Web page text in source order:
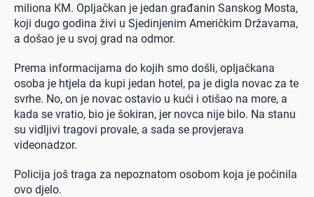
miliona KM. Opljačkan je jedan građanin Sanskog Mosta,
koji dugo godina živi u Sjedinjenim Američkim Državama,
a došao je u svoj grad na odmor.
Prema informacijama do kojih smo došli, opljačkana
osoba je htjela da kupi jedan hotel, pa je digla novac za te
svrhe. No, on je novac ostavio u kući i otišao na more, a
kada se vratio, bio je šokiran, jer novca nije bilo. Na stanu
su vidljivi tragovi provale, a sada se provjerava
videonadzor.
Policija još traga za nepoznatom osobom koja je počinila
ovo djelo.